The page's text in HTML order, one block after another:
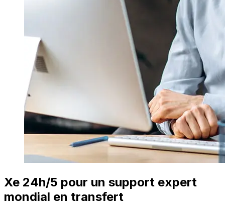
Xe 24h/5 pour un support expert
mondial en transfert